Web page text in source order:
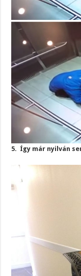
5. Így már nyilván